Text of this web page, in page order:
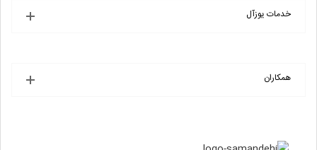
خدمات یوزآل
همکاران